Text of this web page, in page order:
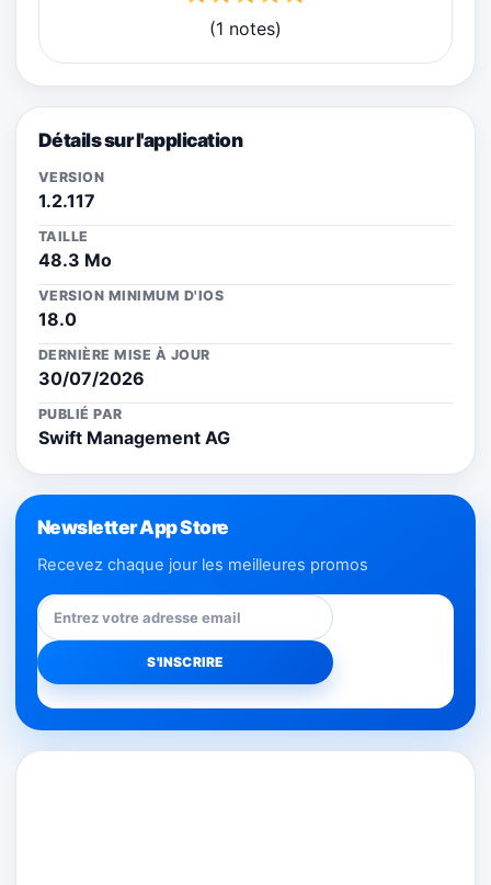
(1 notes)
Détails sur l'application
VERSION
1.2.117
TAILLE
48.3 Mo
VERSION MINIMUM D'IOS
18.0
DERNIÈRE MISE À JOUR
30/07/2026
PUBLIÉ PAR
Swift Management AG
Newsletter App Store
Recevez chaque jour les meilleures promos